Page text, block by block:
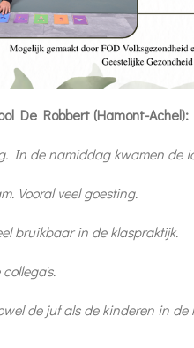
De Robbert (Hamont-Achel):
In de namiddag kwamen de
Vooral veel goesting.
bruikbaar in de klaspraktijk.
de juf als de kinderen in de